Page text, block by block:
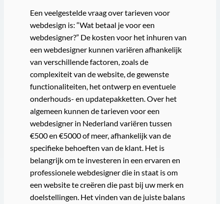
Een veelgestelde vraag over tarieven voor
webdesign is: “Wat betaal je voor een
webdesigner?” De kosten voor het inhuren van
een webdesigner kunnen variëren afhankelijk
van verschillende factoren, zoals de
complexiteit van de website, de gewenste
functionaliteiten, het ontwerp en eventuele
onderhouds- en updatepakketten. Over het
algemeen kunnen de tarieven voor een
webdesigner in Nederland variëren tussen
€500 en €5000 of meer, afhankelijk van de
specifieke behoeften van de klant. Het is
belangrijk om te investeren in een ervaren en
professionele webdesigner die in staat is om
een website te creëren die past bij uw merk en
doelstellingen. Het vinden van de juiste balans